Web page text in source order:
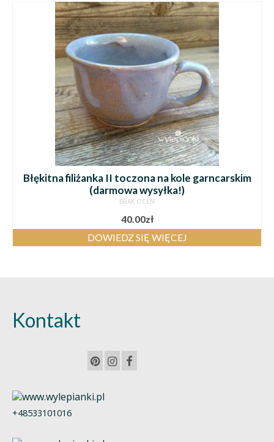
Błękitna filiżanka II toczona na kole garncarskim
(darmowa wysyłka!)
BRAK OCEN
40.00zł
DOWIEDZ SIĘ WIĘCEJ
Kontakt
+48533101016